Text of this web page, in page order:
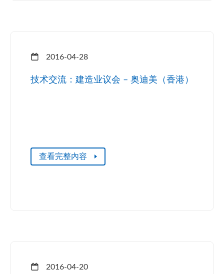
2016-04-28
技术交流：建造业议会 – 奥迪美（香港）
查看完整內容
2016-04-20